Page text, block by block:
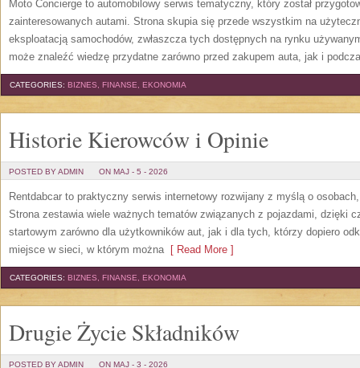
Moto Concierge to automobilowy serwis tematyczny, który został
zainteresowanych autami. Strona skupia się przede wszystkim na
eksploatacją samochodów, zwłaszcza tych dostępnych na rynku
może znaleźć wiedzę przydatne zarówno przed zakupem auta, jak i
CATEGORIES: BIZNES, FINANSE, EKONOMIA
Historie Kierowców i Opinie
POSTED BY ADMIN ON MAJ - 5 - 2026
Rentdabcar to praktyczny serwis internetowy rozwijany z myślą o
Strona zestawia wiele ważnych tematów związanych z pojazdami, dzięki
startowym zarówno dla użytkowników aut, jak i dla tych, którzy dopiero
miejsce w sieci, w którym można[ Read More ]
CATEGORIES: BIZNES, FINANSE, EKONOMIA
Drugie Życie Składników
POSTED BY ADMIN ON MAJ - 3 - 2026